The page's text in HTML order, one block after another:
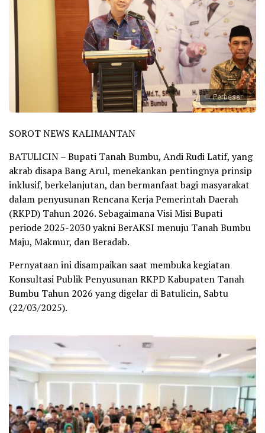
Perbesar
SOROT NEWS KALIMANTAN
BATULICIN – Bupati Tanah Bumbu, Andi Rudi Latif, yang
akrab disapa Bang Arul, menekankan pentingnya prinsip
inklusif, berkelanjutan, dan bermanfaat bagi masyarakat
dalam penyusunan Rencana Kerja Pemerintah Daerah
(RKPD) Tahun 2026. Sebagaimana Visi Misi Bupati
periode 2025-2030 yakni BerAKSI menuju Tanah Bumbu
Maju, Makmur, dan Beradab.
Pernyataan ini disampaikan saat membuka kegiatan
Konsultasi Publik Penyusunan RKPD Kabupaten Tanah
Bumbu Tahun 2026 yang digelar di Batulicin, Sabtu
(22/03/2025).